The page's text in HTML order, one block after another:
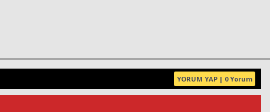
YORUM YAP | 0 Yorum